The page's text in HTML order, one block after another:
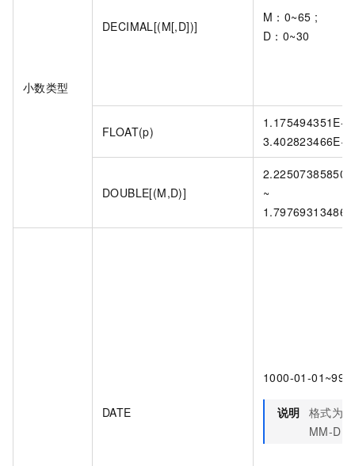
小数类型
DECIMAL[(M[,D])]
M：0~65 ;
D：0~30
FLOAT(p)
1.175494351E-
DOUBLE[(M,D)]
~
DATE
1000-01-
说明 格式为
MM-DD